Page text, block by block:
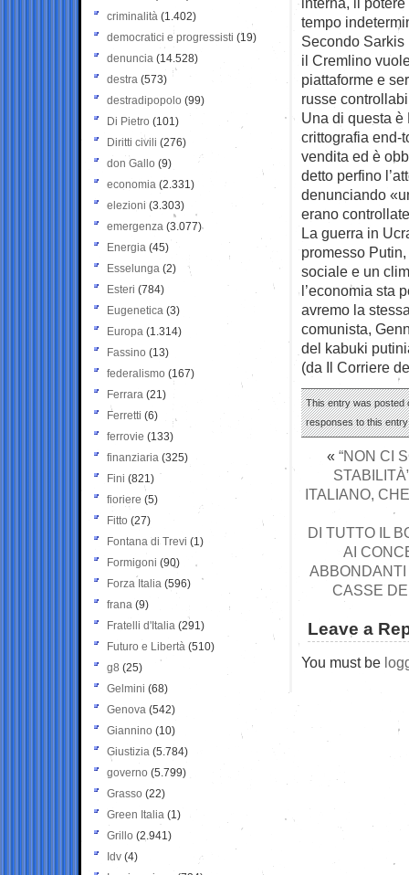
tempo
Secondo
il Cremlino
piattaforme e
russe
Una di questa è
crittografia end-
vendita ed è
detto perfino
denunciando
erano
La guerra in
promesso
sociale e un
l’economia sta
avremo la
comunista,
del kabuki
(da Il Corriere
This entry was posted
responses to this
« “NON CI
ITALIANO,
DI TUTTO IL
AI
ABBONDANTI
CASSE
Leave a
You must be
criminalità (1.402)
democratici e progressisti (19)
denuncia (14.528)
destra (573)
destradipopolo (99)
Di Pietro (101)
Diritti civili (276)
don Gallo (9)
economia (2.331)
elezioni (3.303)
emergenza (3.077)
Energia (45)
Esselunga (2)
Esteri (784)
Eugenetica (3)
Europa (1.314)
Fassino (13)
federalismo (167)
Ferrara (21)
Ferretti (6)
ferrovie (133)
finanziaria (325)
Fini (821)
fioriere (5)
Fitto (27)
Fontana di Trevi (1)
Formigoni (90)
Forza Italia (596)
frana (9)
Fratelli d'Italia (291)
Futuro e Libertà (510)
g8 (25)
Gelmini (68)
Genova (542)
Giannino (10)
Giustizia (5.784)
governo (5.799)
Grasso (22)
Green Italia (1)
Grillo (2.941)
Idv (4)